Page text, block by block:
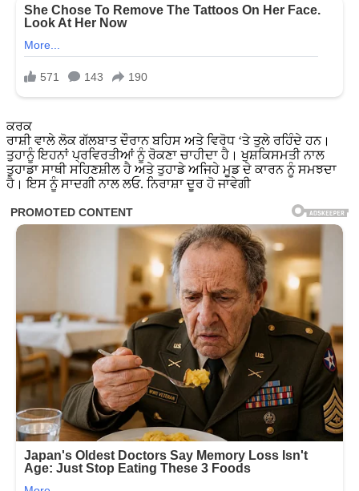
ਕਰਕ
ਰਾਸ਼ੀ ਵਾਲੇ ਲੋਕ ਗੱਲਬਾਤ ਦੌਰਾਨ ਬਹਿਸ ਅਤੇ ਵਿਰੋਧ ‘ਤੇ ਤੁਲੇ ਰਹਿੰਦੇ ਹਨ।
ਤੁਹਾਨੂੰ ਇਹਨਾਂ ਪ੍ਰਵਿਰਤੀਆਂ ਨੂੰ ਰੋਕਣਾ ਚਾਹੀਦਾ ਹੈ। ਖੁਸ਼ਕਿਸਮਤੀ ਨਾਲ
ਤੁਹਾਡਾ ਸਾਥੀ ਸਹਿਣਸ਼ੀਲ ਹੈ ਅਤੇ ਤੁਹਾਡੇ ਅਜਿਹੇ ਮੂਡ ਦੇ ਕਾਰਨ ਨੂੰ ਸਮਝਦਾ
ਹੈ। ਇਸ ਨੂੰ ਸਾਦਗੀ ਨਾਲ ਲਓ. ਨਿਰਾਸ਼ਾ ਦੂਰ ਹੋ ਜਾਵੇਗੀ